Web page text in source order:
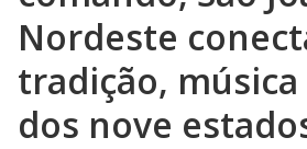
Nordeste
tradição,
dos nove